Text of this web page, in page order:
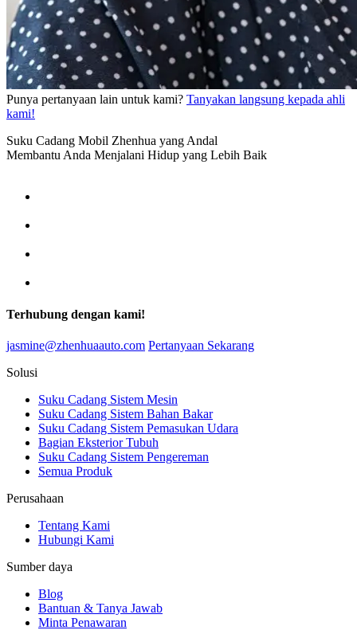
Punya pertanyaan lain untuk kami? Tanyakan langsung kepada ahli
kami!
Suku Cadang Mobil Zhenhua yang Andal
Membantu Anda Menjalani Hidup yang Lebih Baik
Terhubung dengan kami!
jasmine@zhenhuaauto.com Pertanyaan Sekarang
Solusi
Suku Cadang Sistem Mesin
Suku Cadang Sistem Bahan Bakar
Suku Cadang Sistem Pemasukan Udara
Bagian Eksterior Tubuh
Suku Cadang Sistem Pengereman
Semua Produk
Perusahaan
Tentang Kami
Hubungi Kami
Sumber daya
Blog
Bantuan & Tanya Jawab
Minta Penawaran